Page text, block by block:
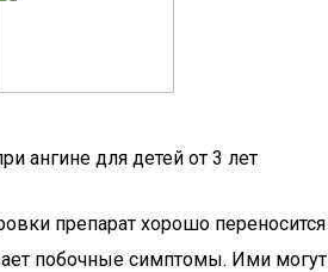
ангине для детей от 3 лет
препарат хорошо переносится
побочные симптомы. Ими могут